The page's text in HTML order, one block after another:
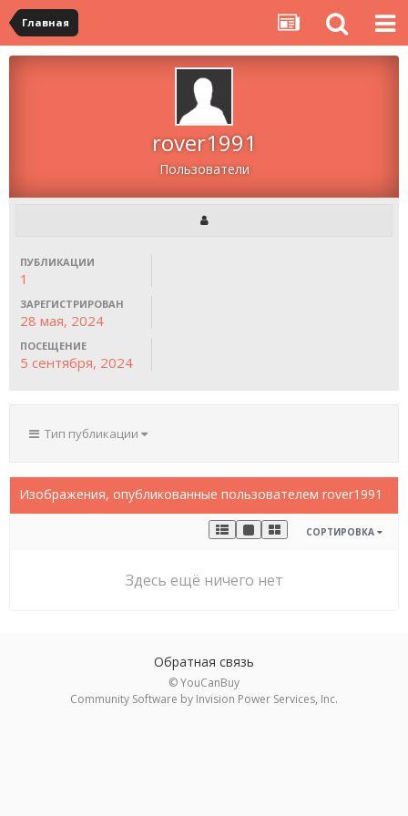
Главная
rover1991
Пользователи
ПУБЛИКАЦИИ
1
ЗАРЕГИСТРИРОВАН
28 мая, 2024
ПОСЕЩЕНИЕ
5 сентября, 2024
Тип публикации
Изображения, опубликованные пользователем rover1991
СОРТИРОВКА
Здесь ещё ничего нет
Обратная связь
© YouCanBuy
Community Software by Invision Power Services, Inc.